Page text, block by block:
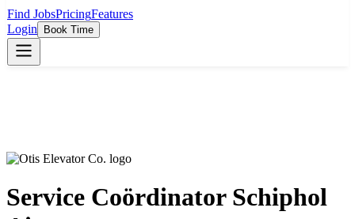
Find JobsPricingFeatures
Login
Book Time
Service Coördinator Schiphol